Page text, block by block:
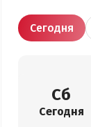
Сегодня
Сб
Сегодня